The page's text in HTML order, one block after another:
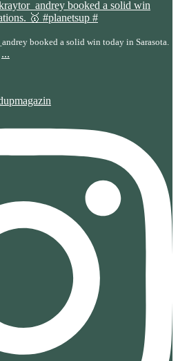
booked a solid win today in Sarasota.
...